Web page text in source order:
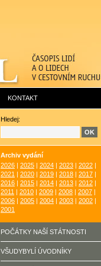
KONTAKT
Hledej:
Archiv vydání
2026
2025 2024 2023 2022
2021
2020 2019 2018 2017
2016
2015 2014 2013 2012
2011
2010 2009 2008 2007
2006
2005 2004 2003 2002
2001
POČÁTKY NAŠÍ STÁTNOSTI
VŠUDYBYLÍ ÚVODNÍKY